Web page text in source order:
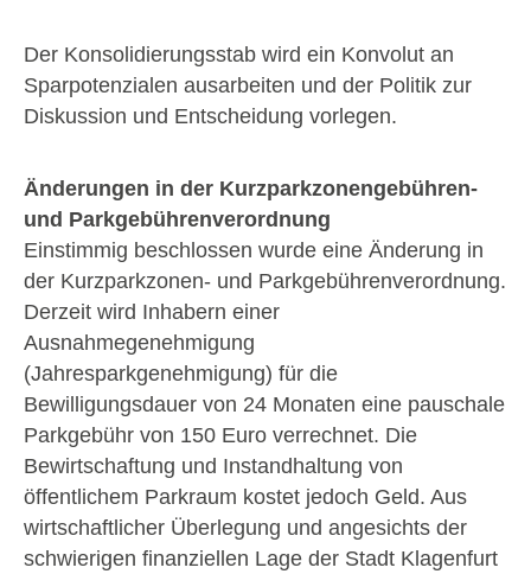
Der Konsolidierungsstab wird ein Konvolut an
Sparpotenzialen ausarbeiten und der Politik zur
Diskussion und Entscheidung vorlegen.
Änderungen in der Kurzparkzonengebühren-
und Parkgebührenverordnung
Einstimmig beschlossen wurde eine Änderung in
der Kurzparkzonen- und Parkgebührenverordnung.
Derzeit wird Inhabern einer
Ausnahmegenehmigung
(Jahresparkgenehmigung) für die
Bewilligungsdauer von 24 Monaten eine pauschale
Parkgebühr von 150 Euro verrechnet. Die
Bewirtschaftung und Instandhaltung von
öffentlichem Parkraum kostet jedoch Geld. Aus
wirtschaftlicher Überlegung und angesichts der
schwierigen finanziellen Lage der Stadt Klagenfurt